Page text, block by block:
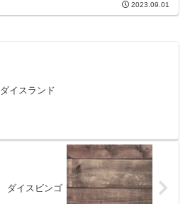
2023.09.01
ダイスランド
ダイスビンゴ